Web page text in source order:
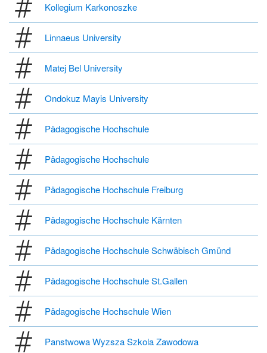
Kollegium Karkonoszke
Linnaeus University
Matej Bel University
Ondokuz Mayis University
Pädagogische Hochschule
Pädagogische Hochschule
Pädagogische Hochschule Freiburg
Pädagogische Hochschule Kärnten
Pädagogische Hochschule Schwäbisch Gmünd
Pädagogische Hochschule St.Gallen
Pädagogische Hochschule Wien
Panstwowa Wyzsza Szkola Zawodowa